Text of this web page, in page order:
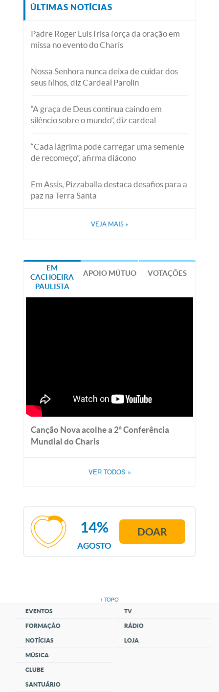
ÚLTIMAS NOTÍCIAS
Padre Roger Luis frisa força da oração em
missa no evento do Charis
Nossa Senhora nunca deixa de cuidar dos
seus filhos, diz Cardeal Parolin
“A graça de Deus continua caindo em
silêncio sobre o mundo”, diz cardeal
“Cada lágrima pode carregar uma semente
de recomeço”, afirma diácono
Em Assis, Pizzaballa destaca desafios para a
paz na Terra Santa
VEJA MAIS »
EM
CACHOEIRA
PAULISTA
APOIO MÚTUO VOTAÇÕES
Canção Nova acolhe a 2ª Conferência
Mundial do Charis
VER TODOS »
AGOSTO
14% DOAR
↑ TOPO
EVENTOS
FORMAÇÃO
NOTÍCIAS
MÚSICA
CLUBE
SANTUÁRIO
TV
RÁDIO
LOJA